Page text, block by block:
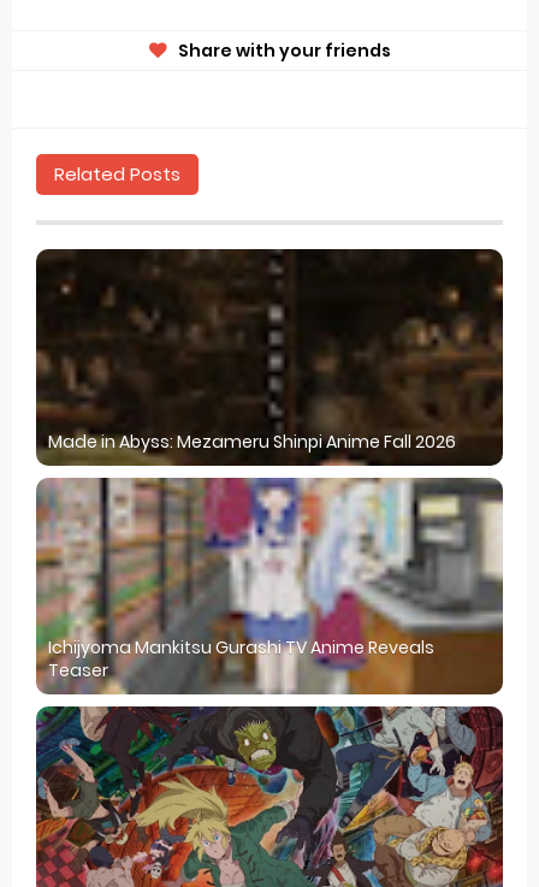
Share with your friends
Related Posts
Made in Abyss: Mezameru Shinpi Anime Fall 2026
Ichijyoma Mankitsu Gurashi TV Anime Reveals
Teaser